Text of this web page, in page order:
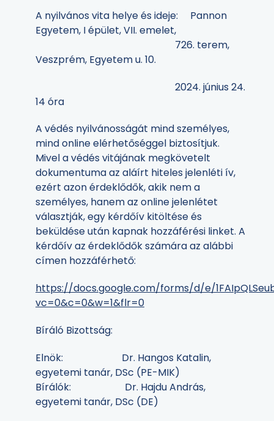
A nyilvános vita helye és ideje: Pannon
Egyetem, I épület, VII. emelet,
726. terem,
Veszprém, Egyetem u. 10.
2024. június 24.
14 óra
A védés nyilvánosságát mind személyes,
mind online elérhetőséggel biztosítjuk.
Mivel a védés vitájának megkövetelt
dokumentuma az aláírt hiteles jelenléti ív,
ezért azon érdeklődők, akik nem a
személyes, hanem az online jelenlétet
választják, egy kérdőív kitöltése és
beküldése után kapnak hozzáférési linket. A
kérdőív az érdeklődők számára az alábbi
címen hozzáférhető:
https://docs.google.com/forms/d/e/
vc=0&c=0&w=1&flr=0
Bíráló Bizottság:
Elnök: Dr. Hangos Katalin,
egyetemi tanár, DSc (PE-MIK)
Bírálók: Dr. Hajdu András,
egyetemi tanár, DSc (DE)